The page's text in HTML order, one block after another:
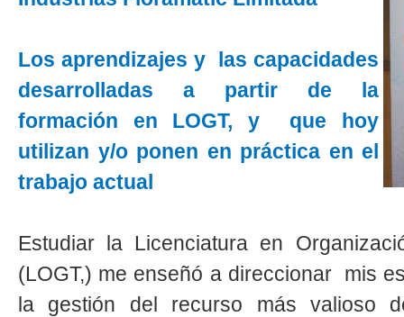
Los aprendizajes y las capacidades
desarrolladas a partir de la
formación en LOGT, y que hoy
utilizan y/o ponen en práctica en el
trabajo actual
Estudiar la Licenciatura en
(LOGT,) me enseñó a direccionar mis
la gestión del recurso más valioso